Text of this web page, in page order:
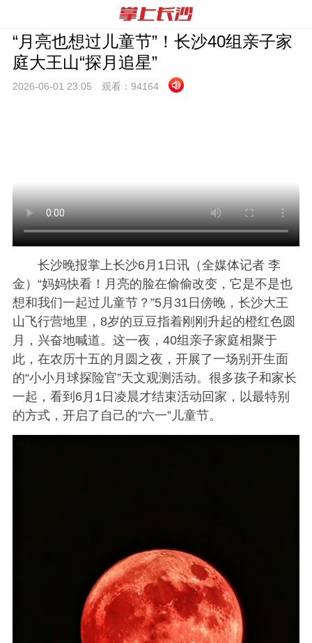
“月亮也想过儿童节”！长沙40组亲子家
庭大王山“探月追星”
2026-06-01 23:05 观看： 94164
长沙晚报掌上长沙6月1日讯（全媒体记者 李
金）“妈妈快看！月亮的脸在偷偷改变，它是不是也
想和我们一起过儿童节？”5月31日傍晚，长沙大王
山飞行营地里，8岁的豆豆指着刚刚升起的橙红色圆
月，兴奋地喊道。这一夜，40组亲子家庭相聚于
此，在农历十五的月圆之夜，开展了一场别开生面
的“小小月球探险官”天文观测活动。很多孩子和家长
一起，看到6月1日凌晨才结束活动回家，以最特别
的方式，开启了自己的“六一”儿童节。